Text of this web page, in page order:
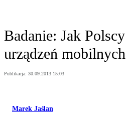
Badanie: Jak
urządzeń mobilnych
Publikacja: 30.09.2013 15:03
Marek Jaślan